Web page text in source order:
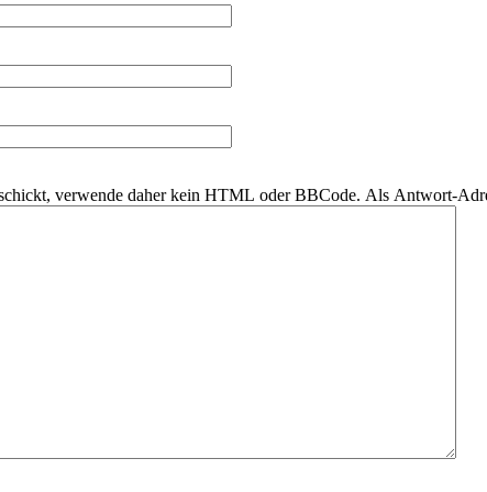
verwende daher kein HTML oder BBCode. Als Antwort-